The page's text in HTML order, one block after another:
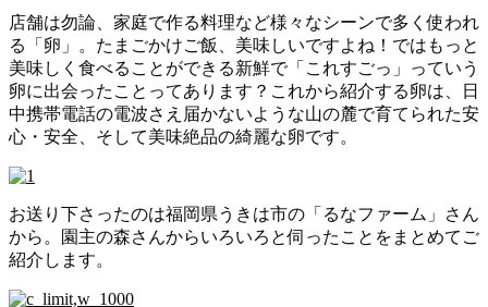
店舗は勿論、家庭で作る料理など様々なシーンで多く使われ
る「卵」。たまごかけご飯、美味しいですよね！ではもっと
美味しく食べることができる新鮮で「これすごっ」っていう
卵に出会ったことってあります？これから紹介する卵は、日
中携帯電話の電波さえ届かないような山の麓で育てられた安
心・安全、そして美味絶品の綺麗な卵です。
お送り下さったのは福岡県うきは市の「るなファーム」さん
から。園主の森さんからいろいろと伺ったことをまとめてご
紹介します。